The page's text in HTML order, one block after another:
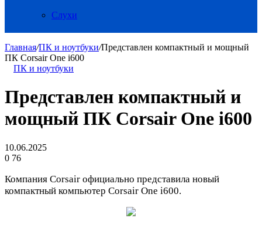
Слухи
Главная/ПК и ноутбуки/Представлен компактный и мощный
ПК Corsair One i600
ПК и ноутбуки
Представлен компактный и
мощный ПК Corsair One i600
10.06.2025
0 76
Компания Corsair официально представила новый
компактный компьютер Corsair One i600.